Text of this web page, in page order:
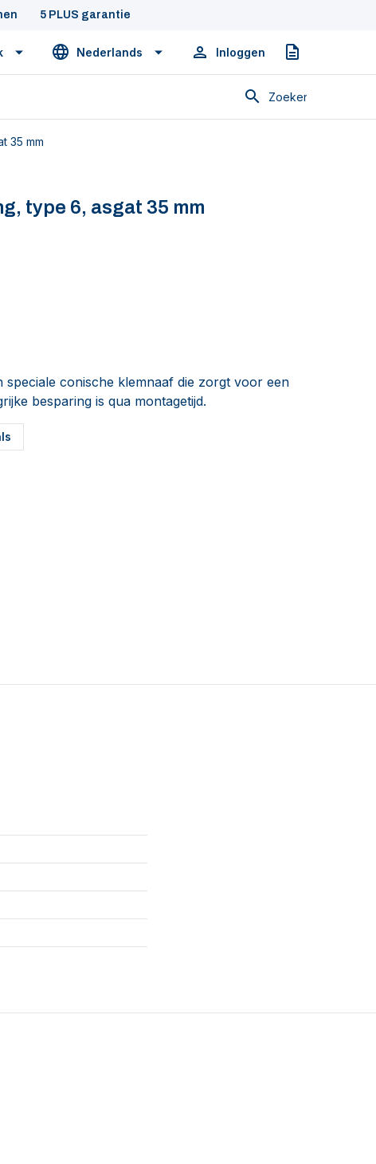
5 PLUS garantie
Nederlands Inloggen Offerte
Zoeken
35 mm
type 6, asgat 35 mm
speciale conische klemnaaf die zorgt voor een
besparing is qua montagetijd.